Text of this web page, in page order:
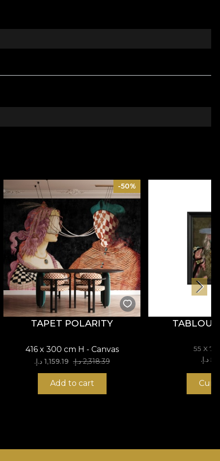
functionalitati, precum locuinte, centre
un spatiu al contemplarii frumusetii
si biodegradabile. De aceea, in procesul
un proces de redecorare rapid, sigur si eficient,
-50%
TAPET POLARITY
416 x 300 cm H - Canvas
1,159.19 د.إ.‏ 2,318.39 د.إ.‏
Add to cart
TABLOU
55 X
د.إ.‏